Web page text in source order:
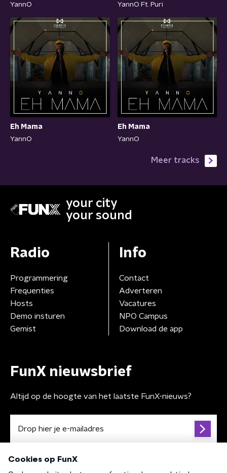
YannO
YannO Ft. Puri
Eh Mama
YannO
Eh Mama
YannO
Meer tracks
your city
your sound
Radio
Programmering
Frequenties
Hosts
Demo insturen
Gemist
Info
Contact
Adverteren
Vacatures
NPO Campus
Download de app
FunX nieuwsbrief
Altijd op de hoogte van het laatste FunX-nieuws?